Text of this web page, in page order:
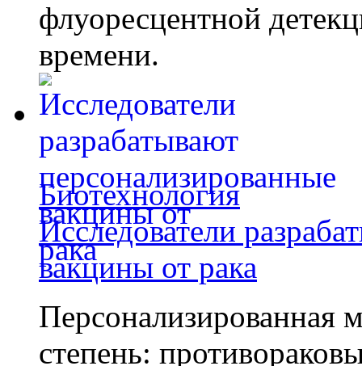
флуоресцентной
времени.
Биотехнология
Исследователи
вакцины от рака
Персонализированная
степень: